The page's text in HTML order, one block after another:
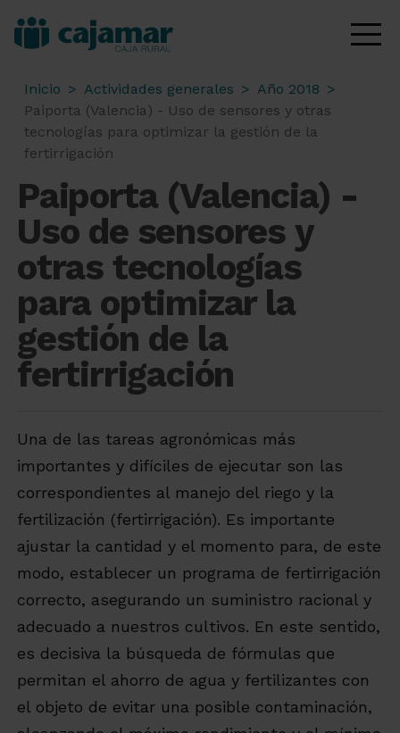
Inicio > Actividades generales > Año 2018 >
Paiporta (Valencia) - Uso de sensores y otras
tecnologías para optimizar la gestión de la
fertirrigación
Paiporta (Valencia) -
Uso de sensores y
otras tecnologías
para optimizar la
gestión de la
fertirrigación
Una de las tareas agronómicas más
importantes y difíciles de ejecutar son las
correspondientes al manejo del riego y la
fertilización (fertirrigación). Es importante
ajustar la cantidad y el momento para, de este
modo, establecer un programa de fertirrigación
correcto, asegurando un suministro racional y
adecuado a nuestros cultivos. En este sentido,
es decisiva la búsqueda de fórmulas que
permitan el ahorro de agua y fertilizantes con
el objeto de evitar una posible contaminación,